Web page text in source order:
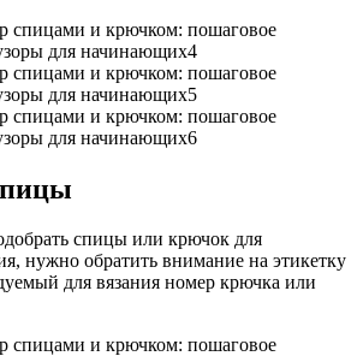
спицы или крючок для
нужно обратить внимание на этикетку
для вязания номер крючка или